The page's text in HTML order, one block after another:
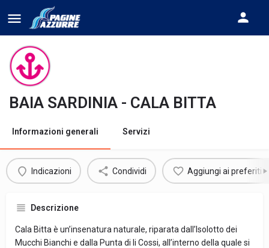
BAIA SARDINIA - CALA BITTA
Informazioni generali Servizi
Indicazioni Condividi Aggiungi ai preferiti
Descrizione
Cala Bitta è un’insenatura naturale, riparata dall’Isolotto dei
Mucchi Bianchi e dalla Punta di li Cossi, all’interno della quale si